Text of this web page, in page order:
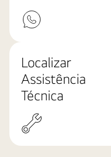
Localizar
Assistência
Técnica